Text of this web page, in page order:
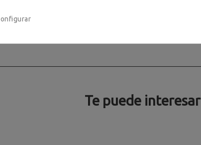
Te puede interesar